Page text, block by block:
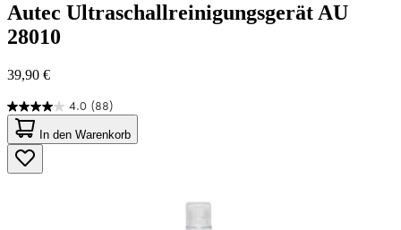
Autec Ultraschallreinigungsgerät AU
28010
39,90 €
4.0 (88)
4.0
von
5
Sternen.
88
In den Warenkorb